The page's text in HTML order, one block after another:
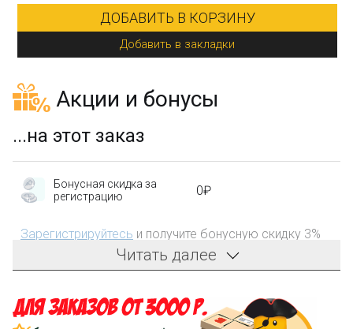
ДОБАВИТЬ В КОРЗИНУ
Добавить в закладки
Акции и бонусы
...на этот заказ
Бонусная скидка за
регистрацию
0₽
Зарегистрируйтесь и получите бонусную скидку 3%
на первый заказ!
затрат на доставку
Читать далее